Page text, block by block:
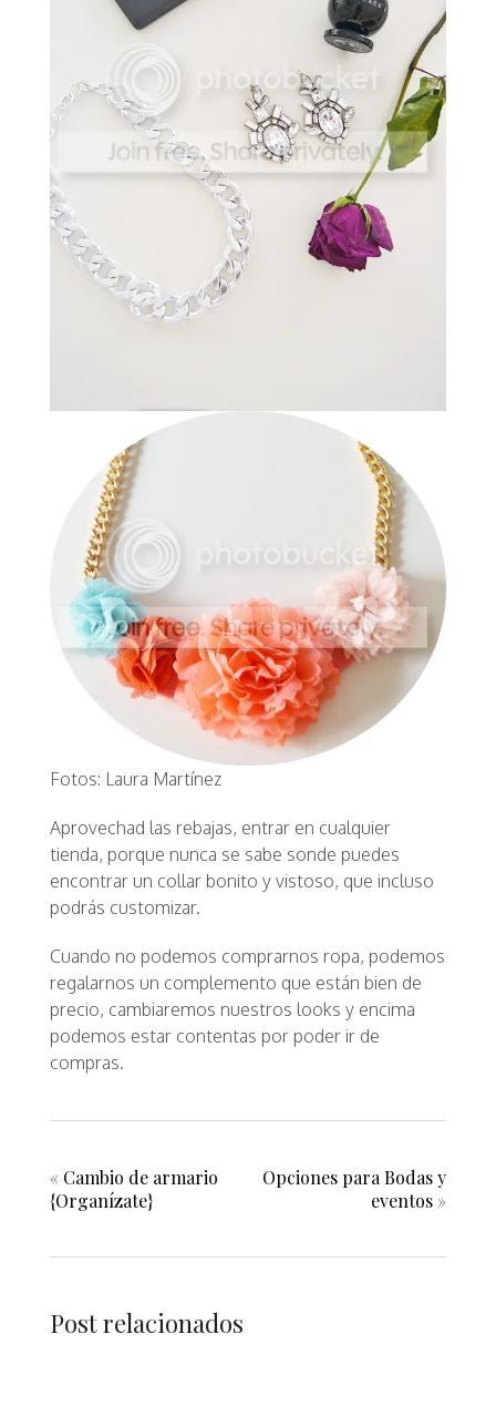
Fotos: Laura Martínez
Aprovechad las rebajas, entrar en cualquier
tienda, porque nunca se sabe sonde puedes
encontrar un collar bonito y vistoso, que incluso
podrás customizar.
Cuando no podemos comprarnos ropa, podemos
regalarnos un complemento que están bien de
precio, cambiaremos nuestros looks y encima
podemos estar contentas por poder ir de
compras.
« Cambio de armario
{Organízate}
Opciones para Bodas y
eventos »
Post relacionados